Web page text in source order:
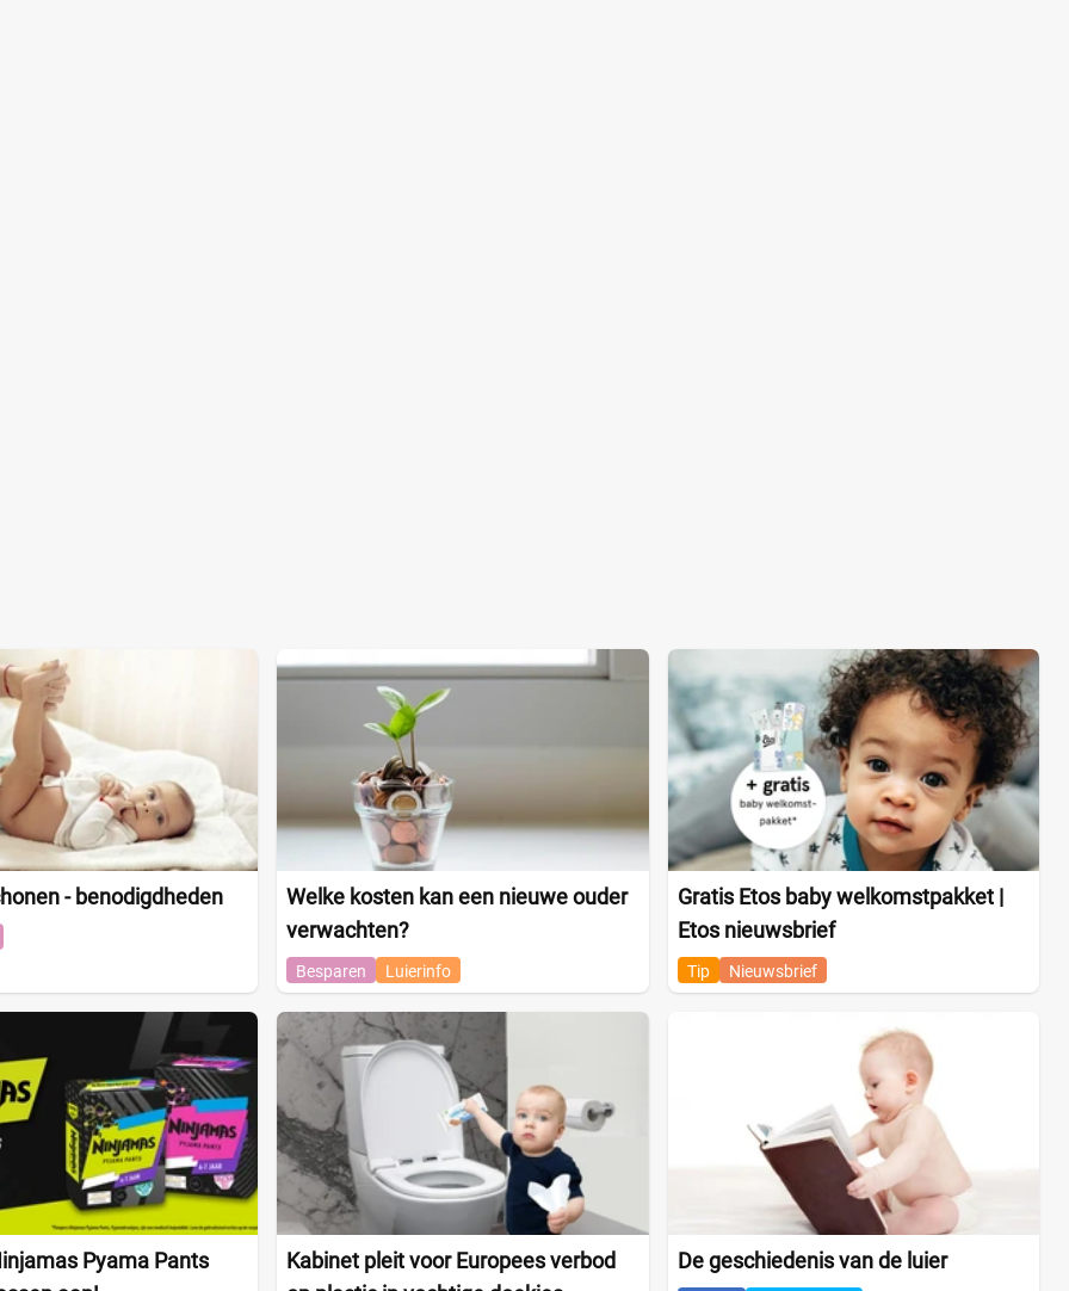
- benodigdheden
Welke kosten kan een nieuwe ouder
verwachten?
Besparen Luierinfo
Gratis Etos baby welkomstpakket |
Etos nieuwsbrief
Tip Nieuwsbrief
Pyama Pants
Kabinet pleit voor Europees verbod
De geschiedenis van de luier